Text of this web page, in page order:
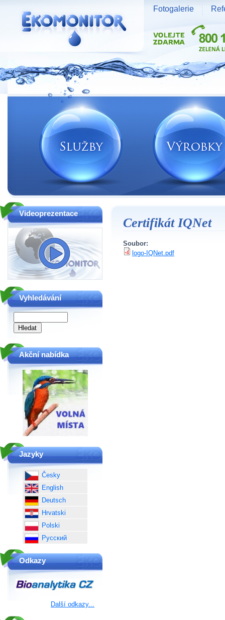
Certifikát IQNet
Soubor:
logo-IQNet.pdf
Videoprezentace
Vyhledávání
Akční nabídka
Jazyky
Česky
English
Deutsch
Hrvatski
Polski
Русский
Odkazy
Další odkazy...
Vodní zdroje Ekomonitor spol. s r.o.
Fotogalerie